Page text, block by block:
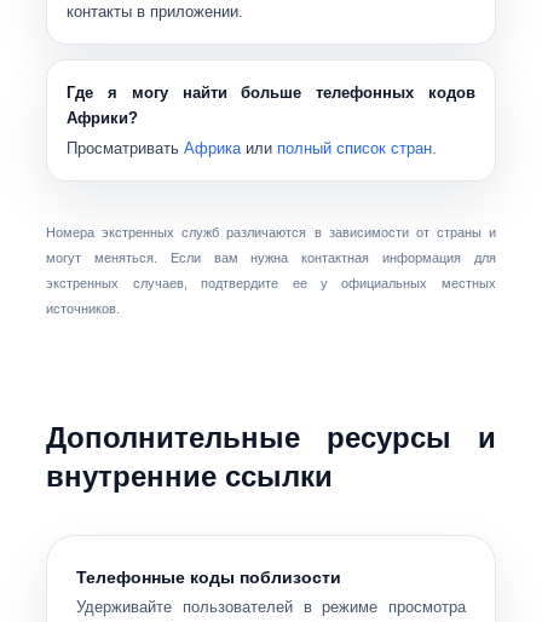
контакты в приложении.
Где я могу найти больше телефонных кодов
Африки?
ПросматриватьАфрикаили полный список стран.
Номера экстренных служб различаются в зависимости от страны и
могут меняться. Если вам нужна контактная информация для
экстренных случаев, подтвердите ее у официальных местных
источников.
Дополнительные ресурсы и
внутренние ссылки
Телефонные коды поблизости
Удерживайте пользователей в режиме просмотра